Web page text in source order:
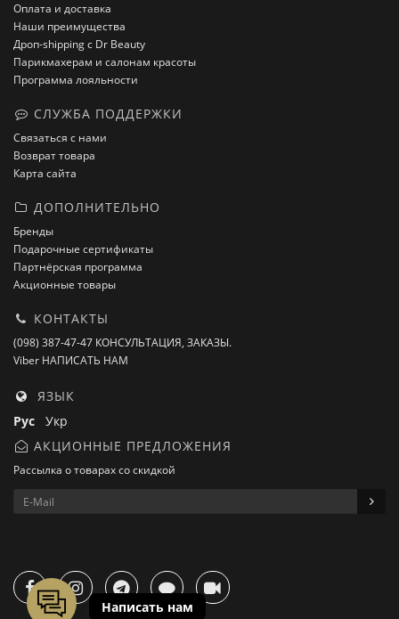
Оплата и доставка
Наши преимущества
Дроп-shipping с Dr Beauty
Парикмахерам и салонам красоты
Программа лояльности
СЛУЖБА ПОДДЕРЖКИ
Связаться с нами
Возврат товара
Карта сайта
ДОПОЛНИТЕЛЬНО
Бренды
Подарочные сертификаты
Партнёрская программа
Акционные товары
КОНТАКТЫ
(098) 387-47-47 КОНСУЛЬТАЦИЯ, ЗАКАЗЫ.
Viber НАПИСАТЬ НАМ
ЯЗЫК
Рус Укр
АКЦИОННЫЕ ПРЕДЛОЖЕНИЯ
Рассылка о товарах со скидкой